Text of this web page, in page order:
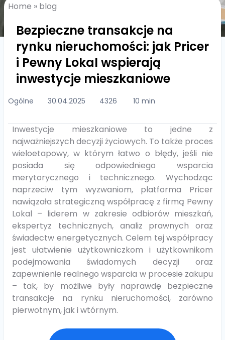
Home » blog
Bezpieczne transakcje na
rynku nieruchomości: jak Pricer
i Pewny Lokal wspierają
inwestycje mieszkaniowe
Ogólne 30.04.2025 4326 10 min
Inwestycje mieszkaniowe to jedne z
najważniejszych decyzji życiowych. To także proces
wieloetapowy, w którym łatwo o błędy, jeśli nie
posiada się odpowiedniego wsparcia
merytorycznego i technicznego. Wychodząc
naprzeciw tym wyzwaniom, platforma Pricer
nawiązała strategiczną współpracę z firmą Pewny
Lokal – liderem w zakresie odbiorów mieszkań,
ekspertyz technicznych, analiz prawnych oraz
świadectw energetycznych. Celem tej współpracy
jest ułatwienie użytkowniczkom i użytkownikom
podejmowania świadomych decyzji oraz
zapewnienie realnego wsparcia w procesie zakupu
– tak, by możliwe były naprawdę bezpieczne
transakcje na rynku nieruchomości, zarówno
pierwotnym, jak i wtórnym.